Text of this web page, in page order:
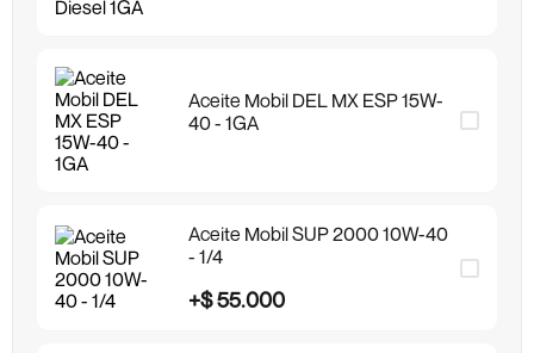
Aceite Mobil DEL MX ESP 15W-
40 - 1GA
Aceite Mobil SUP 2000 10W-40
- 1/4
+$55.000